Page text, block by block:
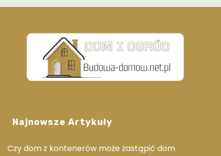
Najnowsze Artykuły
Czy dom z kontenerów może zastąpić dom